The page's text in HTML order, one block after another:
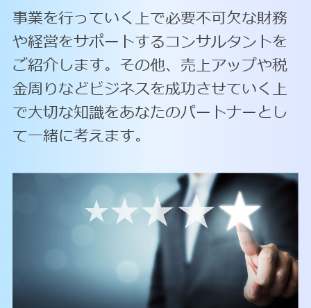
事業を行っていく上で必要不可欠な財務
や経営をサポートするコンサルタントを
ご紹介します。その他、売上アップや税
金周りなどビジネスを成功させていく上
で大切な知識をあなたのパートナーとし
て一緒に考えます。